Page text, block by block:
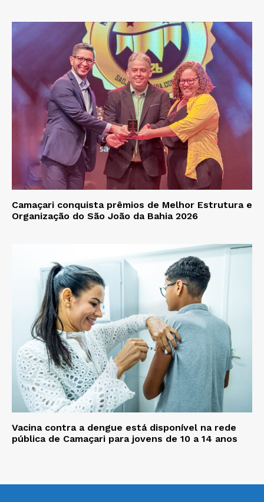
Camaçari conquista prêmios de Melhor Estrutura e
Organização do São João da Bahia 2026
Vacina contra a dengue está disponível na rede
pública de Camaçari para jovens de 10 a 14 anos